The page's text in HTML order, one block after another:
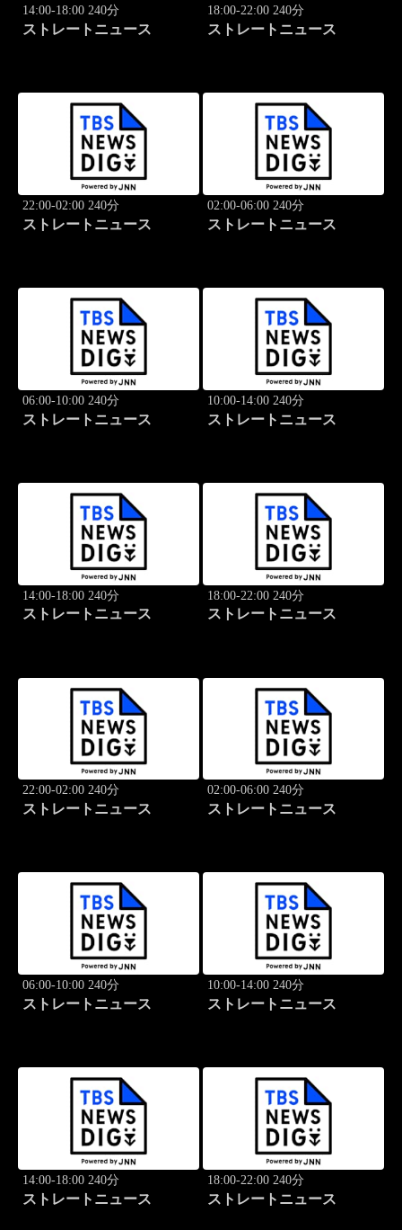
14:00-18:00 240分
ストレートニュース
18:00-22:00 240分
ストレートニュース
22:00-02:00 240分
ストレートニュース
02:00-06:00 240分
ストレートニュース
06:00-10:00 240分
ストレートニュース
10:00-14:00 240分
ストレートニュース
14:00-18:00 240分
ストレートニュース
18:00-22:00 240分
ストレートニュース
22:00-02:00 240分
ストレートニュース
02:00-06:00 240分
ストレートニュース
06:00-10:00 240分
ストレートニュース
10:00-14:00 240分
ストレートニュース
14:00-18:00 240分
ストレートニュース
18:00-22:00 240分
ストレートニュース